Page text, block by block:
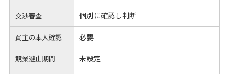
交渉審査 個別に確認し判断
買主の本人確認 必要
競業避止期間 未設定